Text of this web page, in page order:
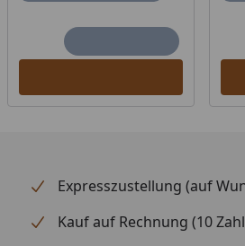
Expresszustellung (auf
Kauf auf Rechnung (10